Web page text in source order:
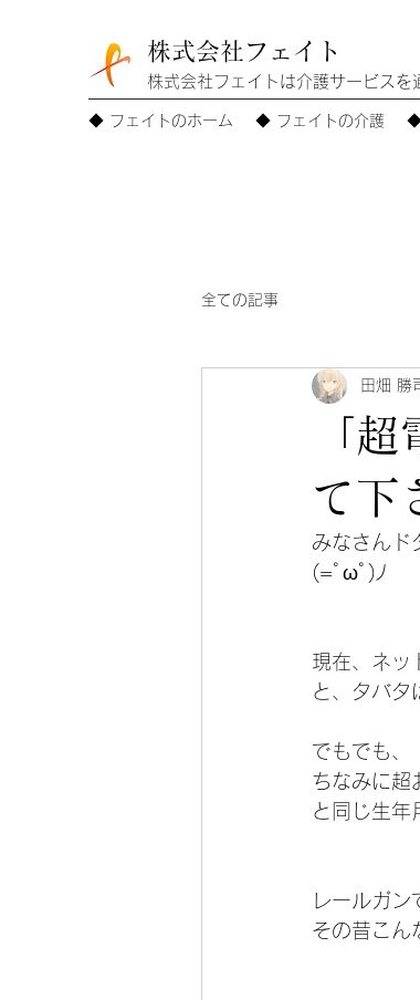
株式会社フェイト
株式会社フェイトは介護サービスを
◆ フェイトのホーム ◆ フェイトの介護 ◆
全ての記事
「
て下
田畑 勝
みなさんド
(=ﾟωﾟ)ﾉ
現在、ネッ
と、タバタ
でもでも、
ちなみに超
と同じ生年
レールガン
その昔こん